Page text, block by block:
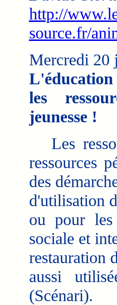
http://
source.fr/
Mercredi 20
les
jeunesse !
Les
ressources
des
d'utilisation
ou pour les
sociale et
restauration
aussi
(Scénari).